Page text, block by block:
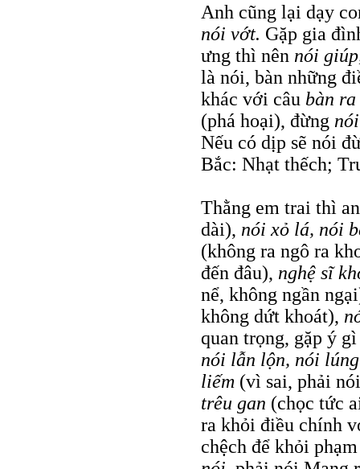
Anh cũng lại dạy
nói vớt. Gặp gia
ưng thì nên nói
là nói, bàn những
khác với câu bàn
(phá hoại), đừng
Nếu có dịp sẽ nói
Bắc: Nhạt thếch;
Thằng em trai thì
dài), nói xỏ lá, nói
(không ra ngô ra
đến đâu), nghệ sĩ
nể, không ngần
không dứt khoát),
quan trọng, gặp ý
nói lẫn lộn, nói
liếm (vì sai, phải
trêu gan (chọc tức
ra khỏi điều chính
chệch để khỏi